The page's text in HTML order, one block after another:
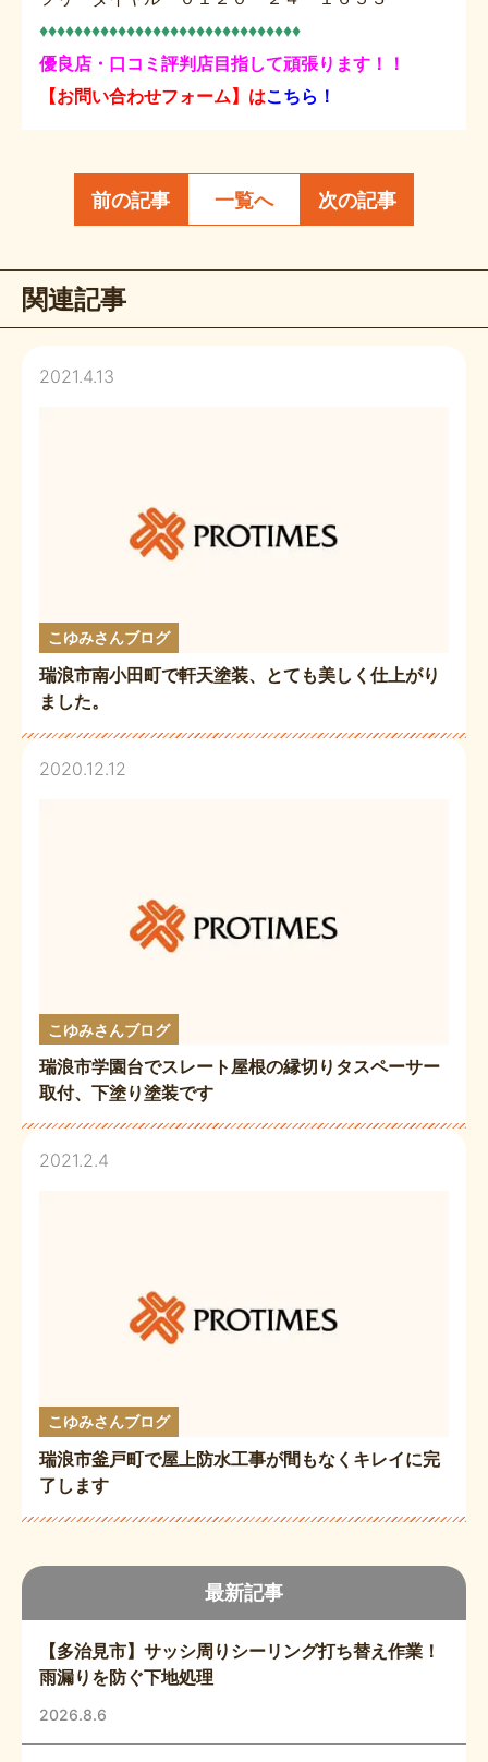
♦♦♦♦♦♦♦♦♦♦♦♦♦♦♦♦♦♦♦♦♦♦♦♦♦♦♦♦♦♦
優良店・口コミ評判店目指して頑張ります！！
【お問い合わせフォーム】はこちら！
最新記事
【多治見市】サッシ周りシーリング打ち替え作業！
雨漏りを防ぐ下地処理
2026.8.6
前の記事 一覧へ 次の記事
関連記事
2021.4.13
こゆみさんブログ
瑞浪市南小田町で軒天塗装、とても美しく仕上がり
ました。
2020.12.12
こゆみさんブログ
瑞浪市学園台でスレート屋根の縁切りタスペーサー
取付、下塗り塗装です
2021.2.4
こゆみさんブログ
瑞浪市釜戸町で屋上防水工事が間もなくキレイに完
了します